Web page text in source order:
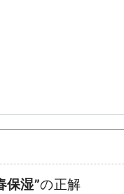
保湿”の正解